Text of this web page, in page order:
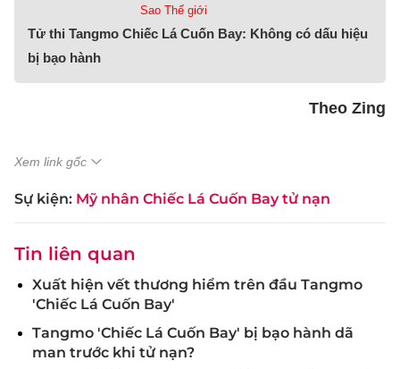
Sự kiện: Mỹ nhân Chiếc Lá Cuốn Bay tử nạn
Sao Thế giới
Tử thi Tangmo Chiếc Lá Cuốn Bay: Không có dấu hiệu
bị bạo hành
Theo Zing
Xem link gốc
Tin liên quan
Xuất hiện vết thương hiểm trên đầu Tangmo
'Chiếc Lá Cuốn Bay'
Tangmo 'Chiếc Lá Cuốn Bay' bị bạo hành dã
man trước khi tử nạn?